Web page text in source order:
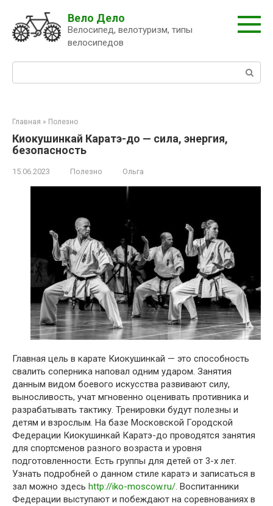
контенту
Вело Дело
Велосипед, велотуризм, типы
велосипедов
Главная » Полезно
Киокушинкай Каратэ-до — сила, энергия,
безопасность
15.06.2023 Полезно Ольга
Главная цель в карате Киокушинкай — это способность
свалить соперника наповал одним ударом. Занятия
данным видом боевого искусства развивают силу,
выносливость, учат мгновенно оценивать противника и
разрабатывать тактику. Тренировки будут полезны и
детям и взрослым. На базе Московской Городской
Федерации Киокушинкай Каратэ-до проводятся занятия
для спортсменов разного возраста и уровня
подготовленности. Есть группы для детей от 3-х лет.
Узнать подробней о данном стиле каратэ и записаться в
зал можно здесь http://iko-moscow.ru/. Воспитанники
Федерации выступают и побеждают на соревнованиях в